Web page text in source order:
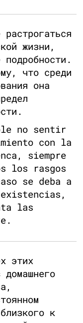
жизни,
что среди
она
no sentir
con la
siempre
los rasgos
se deba a
las
этих
к